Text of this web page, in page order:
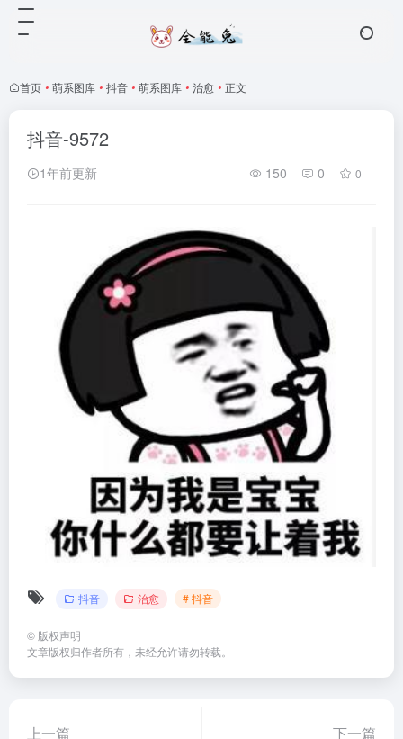
首页 • 萌系图库 • 抖音 • 萌系图库 • 治愈 • 正文
抖音-9572
1年前更新 150 0 0
抖音 治愈 # 抖音
© 版权声明
文章版权归作者所有，未经允许请勿转载。
上一篇 下一篇